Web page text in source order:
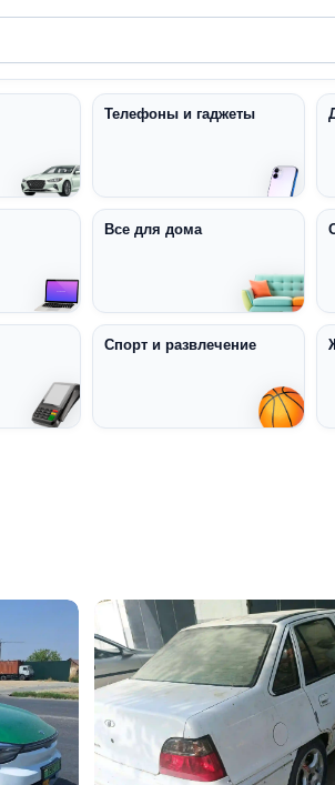
Телефоны и гаджеты
Все для дома
Спорт и развлечение